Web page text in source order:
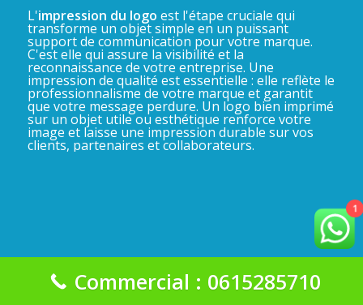
L'impression du logo est l'étape cruciale qui
transforme un objet simple en un puissant
support de communication pour votre marque.
C'est elle qui assure la visibilité et la
reconnaissance de votre entreprise. Une
impression de qualité est essentielle : elle reflète le
professionnalisme de votre marque et garantit
que votre message perdure. Un logo bien imprimé
sur un objet utile ou esthétique renforce votre
image et laisse une impression durable sur vos
clients, partenaires et collaborateurs.
La Gadgeterie 2025©
1
Commercial : 0615285710